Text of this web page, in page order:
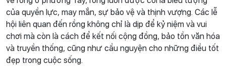
của quyền lực, may mắn, sự bảo vệ và thịnh vượng. Các lễ
hội liên quan đến rồng không chỉ là dịp để kỷ niệm và vui
chơi mà còn là cách để kết nối cộng đồng, bảo tồn văn hóa
và truyền thống, cũng như cầu nguyện cho những điều tốt
đẹp trong cuộc sống.